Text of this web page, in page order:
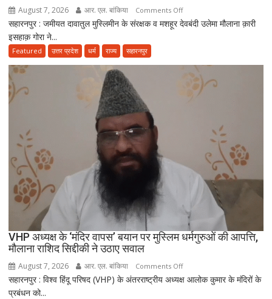
August 7, 2026 आर. एल. बांकिया Comments Offon
”इस्लाम
के
हिसाब
मुताबिक़
उलेमा
सहारनपुर : जमीयत दावातुल मुस्लिमीन के संरक्षक व मशहूर देवबंदी उलेमा मौलाना क़ारी
इसहाक़ गोरा ने...
Featured उत्तर प्रदेश धर्म राज्य सहारनपुर
VHP अध्यक्ष के ‘मंदिर वापस’ बयान पर मुस्लिम धर्मगुरुओं की आपत्ति,
मौलाना राशिद सिद्दीकी ने उठाए सवाल
August 7, 2026 आर. एल. बांकिया Comments Offon
VHP
सहारनपुर : विश्व हिंदू परिषद (VHP) के अंतरराष्ट्रीय अध्यक्ष आलोक कुमार के मंदिरों के
प्रबंधन को...